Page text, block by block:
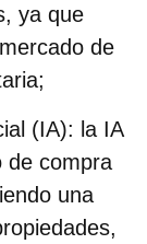
ya que
de
(IA): la IA
de compra
una